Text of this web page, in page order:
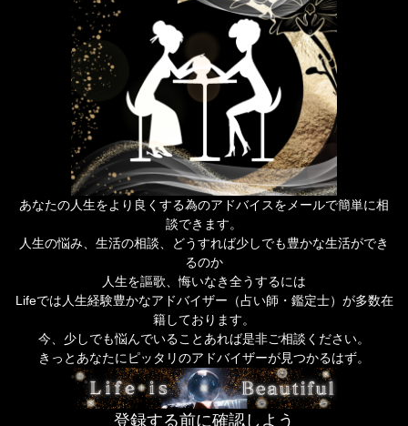
あなたの人生をより良くする為のアドバイスをメールで簡単に相
談できます。
人生の悩み、生活の相談、どうすれば少しでも豊かな生活ができ
るのか
人生を謳歌、悔いなき全うするには
Lifeでは人生経験豊かなアドバイザー（占い師・鑑定士）が多数在
籍しております。
今、少しでも悩んでいることあれば是非ご相談ください。
きっとあなたにピッタリのアドバイザーが見つかるはず。
登録する前に確認しよう